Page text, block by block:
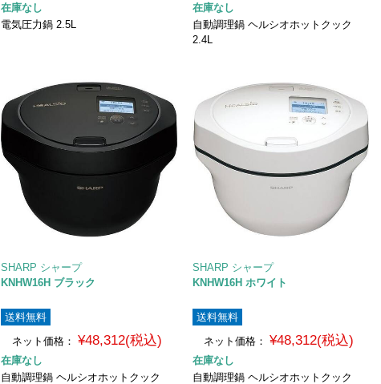
在庫なし
電気圧力鍋 2.5L
在庫なし
自動調理鍋 ヘルシオホットクック
2.4L
SHARP シャープ
KNHW16H ブラック
送料無料
ネット価格：
¥48,312(税込)
在庫なし
自動調理鍋 ヘルシオホットクック
SHARP シャープ
KNHW16H ホワイト
送料無料
ネット価格：
¥48,312(税込)
在庫なし
自動調理鍋 ヘルシオホットクック